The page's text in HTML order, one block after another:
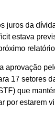
juros da
estava
aprovação
17 setores
que
por estarem